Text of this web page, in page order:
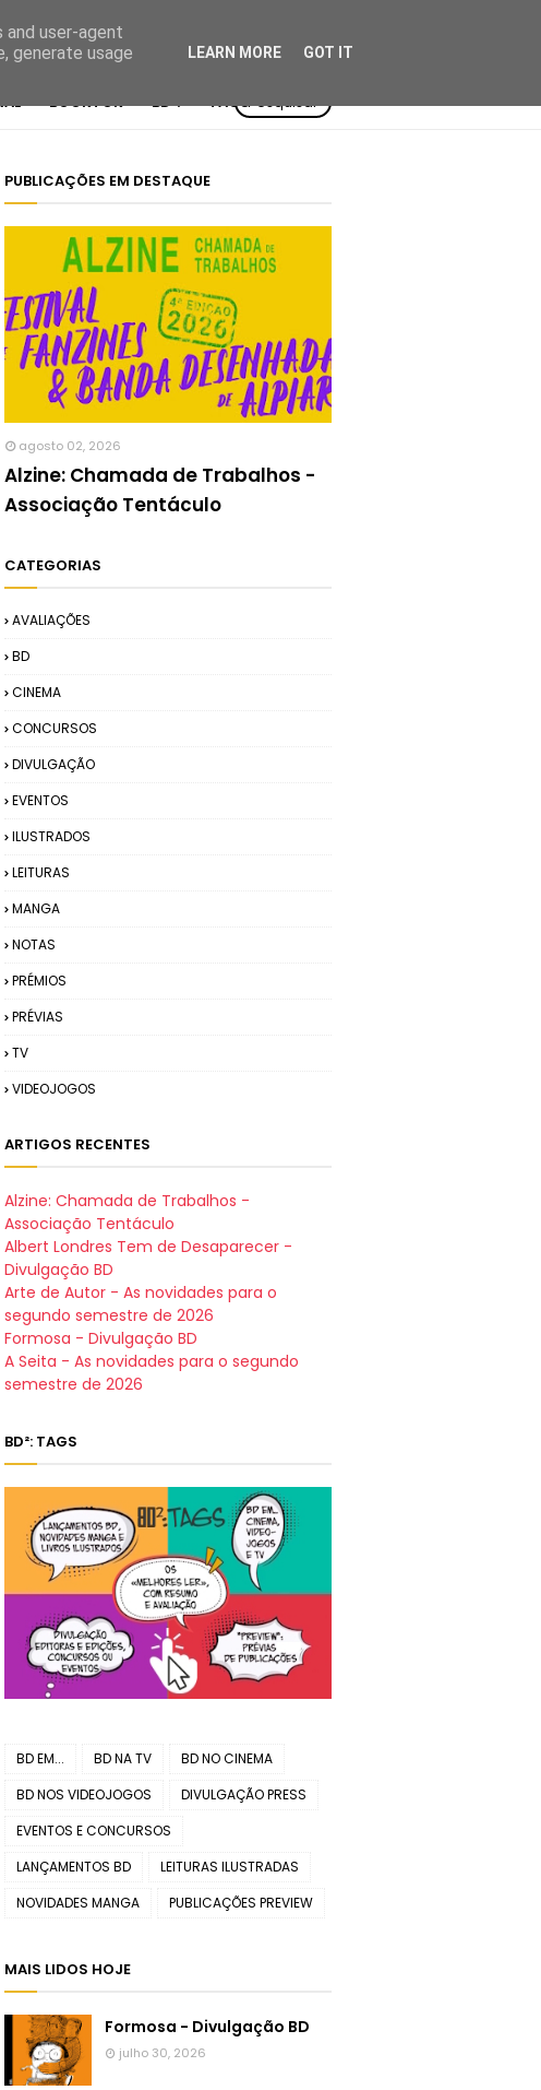
BOOKTOK BD²: TAGSPesquisar
PUBLICAÇÕES EM DESTAQUE
agosto 02, 2026
Alzine: Chamada de Trabalhos -
Associação Tentáculo
CATEGORIAS
AVALIAÇÕES
BD
CINEMA
CONCURSOS
DIVULGAÇÃO
EVENTOS
ILUSTRADOS
LEITURAS
MANGA
NOTAS
PRÉMIOS
PRÉVIAS
TV
VIDEOJOGOS
ARTIGOS RECENTES
Alzine: Chamada de Trabalhos -
Associação Tentáculo
Albert Londres Tem de Desaparecer -
Divulgação BD
Arte de Autor - As novidades para o
segundo semestre de 2026
Formosa - Divulgação BD
A Seita - As novidades para o segundo
semestre de 2026
BD²: TAGS
BD EM... BD NA TV
BD NO CINEMA
BD NOS VIDEOJOGOS
DIVULGAÇÃO PRESS
EVENTOS E CONCURSOS
LANÇAMENTOS BD
LEITURAS ILUSTRADAS
NOVIDADES MANGA
PUBLICAÇÕES PREVIEW
MAIS LIDOS HOJE
Formosa - Divulgação BD
julho 30, 2026
user-agent
generate usage
LEARN MORE GOT IT